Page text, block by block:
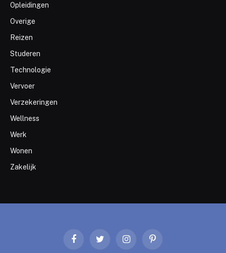
Opleidingen
Overige
Reizen
Studeren
Technologie
Vervoer
Verzekeringen
Wellness
Werk
Wonen
Zakelijk
FacebookTwitter InstagramPinterest